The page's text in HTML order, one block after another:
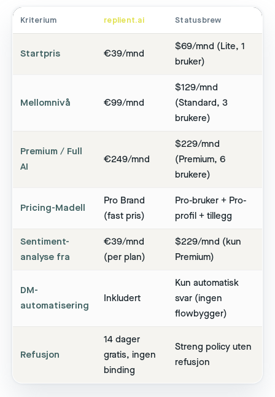
Kriterium replient.ai Statusbrew
Startpris €39/mnd
$69/mnd (Lite, 1
bruker)
Mellomnivå €99/mnd
$129/mnd
(Standard, 3
brukere)
Premium / Full
AI
€249/mnd
$229/mnd
(Premium, 6
brukere)
Pricing-Madell
Pro Brand
(fast pris)
Pro-bruker + Pro-
profil + tillegg
Sentiment-
analyse fra
€39/mnd
(per plan)
$229/mnd (kun
Premium)
DM-
automatisering
Inkludert
Kun automatisk
svar (ingen
flowbygger)
Refusjon
14 dager
gratis, ingen
binding
Streng policy uten
refusjon